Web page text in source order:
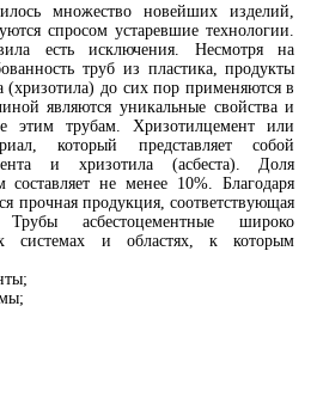
множество новейших изделий,
спросом устаревшие технологии.
есть исключения. Несмотря на
труб из пластика, продукты
(хризотила) до сих пор применяются в
являются уникальные свойства и
этим трубам. Хризотилцемент или
который представляет собой
и хризотила (асбеста). Доля
составляет не менее 10%. Благодаря
прочная продукция, соответствующая
асбестоцементные широко
системах и областях, к которым